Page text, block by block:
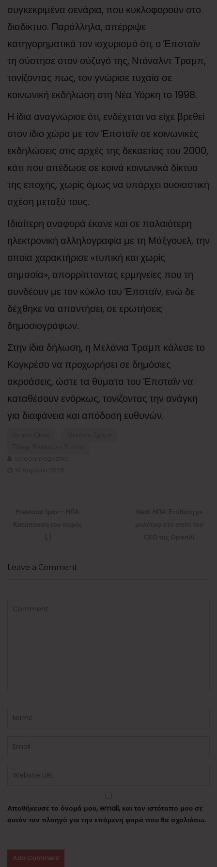
συγκεκριμένα σενάρια, που κυκλοφορούν στο
διαδίκτυο. Παράλληλα, απέρριψε
κατηγορηματικά τον ισχυρισμό ότι, ο Έπσταϊν
τη σύστησε στον σύζυγό της, Ντόναλντ Τραμπ,
τονίζοντας πως, τον γνώρισε τυχαία σε
κοινωνική εκδήλωση στη Νέα Υόρκη το 1998.
Η ίδια αναγνώρισε ότι, ενδέχεται να είχε βρεθεί
στον ίδιο χώρο με τον Έπσταϊν σε κοινωνικές
εκδηλώσεις στις αρχές της δεκαετίας του 2000,
κάτι που απέδωσε σε κοινά κοινωνικά δίκτυα
της εποχής, χωρίς όμως να υπάρχει ουσιαστική
σχέση μεταξύ τους.
Ιδιαίτερη αναφορά έκανε και σε παλαιότερη
ηλεκτρονική αλληλογραφία με τη Μάξγουελ, την
οποία χαρακτήρισε «τυπική και χωρίς
σημασία», απορρίπτοντας ερμηνείες που τη
συνδέουν με τον κύκλο του Έπσταϊν, ενώ δε
δέχθηκε να απαντήσει, σε ερωτήσεις
δημοσιογράφων.
Στην ίδια δήλωση, η Μελάνια Τραμπ κάλεσε το
Κογκρέσο να προχωρήσει σε δημόσιες
ακροάσεις, ώστε τα θύματα του Έπσταϊν να
καταθέσουν ενόρκως, τονίζοντας την ανάγκη
για διαφάνεια και απόδοση ευθυνών.
Leave a Comment
Αποθήκευσε το όνομά μου, email, και τον ιστότοπο μου σε
αυτόν τον πλοηγό για την επόμενη φορά που θα σχολιάσω.